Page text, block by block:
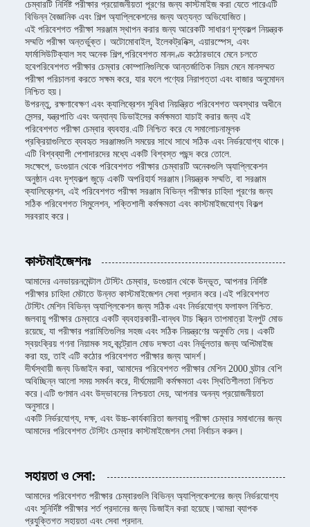
চেম্বারটি নির্দিষ্ট পরীক্ষার প্রয়োজনীয়তা পূরণের জন্য কাস্টমাইজ করা যেতে পারেএটি
বিভিন্ন বৈজ্ঞানিক এবং শিল্প অ্যাপ্লিকেশনের জন্য অত্যন্ত অভিযোজিত।
এই পরিবেশগত পরীক্ষা সরঞ্জাম স্থাপন করার জন্য আরেকটি সাধারণ দৃশ্যকল্প নিয়ন্ত্রক
সম্মতি পরীক্ষা অন্তর্ভুক্ত। অটোমোবাইল, ইলেকট্রনিক্স, এয়ারস্পেস, এবং
ফার্মাসিউটিক্যাল সহ অনেক শিল্প,পরিবেশগত মানদণ্ড কঠোরভাবে মেনে চলতে
হবেপরিবেশগত পরীক্ষার চেম্বার কোম্পানিগুলিকে আন্তর্জাতিক নিয়ম মেনে মানসম্মত
পরীক্ষা পরিচালনা করতে সক্ষম করে, যার ফলে পণ্যের নিরাপত্তা এবং বাজার অনুমোদন
নিশ্চিত হয়।
উপরন্তু, রক্ষণাবেক্ষণ এবং ক্যালিব্রেশন সুবিধা নিয়ন্ত্রিত পরিবেশগত অবস্থার অধীনে
সেন্সর, যন্ত্রপাতি এবং অন্যান্য ডিভাইসের কর্মক্ষমতা যাচাই করার জন্য এই
পরিবেশগত পরীক্ষা চেম্বার ব্যবহার.এটি নিশ্চিত করে যে সমালোচনামূলক
প্রক্রিয়াগুলিতে ব্যবহৃত সরঞ্জামগুলি সময়ের সাথে সাথে সঠিক এবং নির্ভরযোগ্য থাকে।
এটি বিশ্বব্যাপী পেশাদারদের মধ্যে একটি বিশ্বস্ত পছন্দ করে তোলে.
সংক্ষেপে, ডংগুয়ান থেকে পরিবেশগত পরীক্ষার চেম্বারটি অনেকগুলি অ্যাপ্লিকেশন
অনুষ্ঠান এবং দৃশ্যকল্প জুড়ে একটি অপরিহার্য সরঞ্জাম।নিয়ন্ত্রক সম্মতি, বা সরঞ্জাম
ক্যালিব্রেশন, এই পরিবেশগত পরীক্ষা সরঞ্জাম বিভিন্ন পরীক্ষার চাহিদা পূরণের জন্য
সঠিক পরিবেশগত সিমুলেশন, শক্তিশালী কর্মক্ষমতা এবং কাস্টমাইজযোগ্য বিকল্প
সরবরাহ করে।
কাস্টমাইজেশনঃ
আমাদের এনভায়রনমেন্টাল টেস্টিং চেম্বার, ডংগুয়ান থেকে উদ্ভূত, আপনার নির্দিষ্ট
পরীক্ষার চাহিদা মেটাতে উন্নত কাস্টমাইজেশন সেবা প্রদান করে।এই পরিবেশগত
টেস্টিং মেশিন বিভিন্ন অ্যাপ্লিকেশন জন্য সঠিক এবং নির্ভরযোগ্য ফলাফল নিশ্চিত.
জলবায়ু পরীক্ষার চেম্বারে একটি ব্যবহারকারী-বান্ধব টাচ স্ক্রিন তাপমাত্রা ইনপুট মোড
রয়েছে, যা পরীক্ষার পরামিতিগুলির সহজ এবং সঠিক নিয়ন্ত্রণের অনুমতি দেয়। একটি
স্বয়ংক্রিয় গণনা নিয়ামক সহ,কন্ট্রোল মোড দক্ষতা এবং নির্ভুলতার জন্য অপ্টিমাইজ
করা হয়, তাই এটি কঠোর পরিবেশগত পরীক্ষার জন্য আদর্শ।
দীর্ঘস্থায়ী জন্য ডিজাইন করা, আমাদের পরিবেশগত পরীক্ষার মেশিন 2000 ঘন্টার বেশি
অবিচ্ছিন্ন আলো সময় সমর্থন করে, দীর্ঘমেয়াদী কর্মক্ষমতা এবং স্থিতিশীলতা নিশ্চিত
করে।এটি গুণমান এবং উদ্ভাবনের নিশ্চয়তা দেয়, আপনার অনন্য প্রয়োজনীয়তা
অনুসারে।
একটি নির্ভরযোগ্য, দক্ষ, এবং উচ্চ-কার্যকারিতা জলবায়ু পরীক্ষা চেম্বার সমাধানের জন্য
আমাদের পরিবেশগত টেস্টিং চেম্বার কাস্টমাইজেশন সেবা নির্বাচন করুন।
সহায়তা ও সেবা:
আমাদের পরিবেশগত পরীক্ষার চেম্বারগুলি বিভিন্ন অ্যাপ্লিকেশনের জন্য নির্ভরযোগ্য
এবং সুনির্দিষ্ট পরীক্ষার শর্ত প্রদানের জন্য ডিজাইন করা হয়েছে।আমরা ব্যাপক
প্রযুক্তিগত সহায়তা এবং সেবা প্রদান.